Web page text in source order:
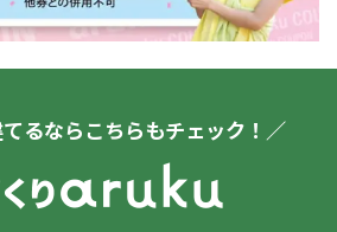
るならこちらもチェック！／